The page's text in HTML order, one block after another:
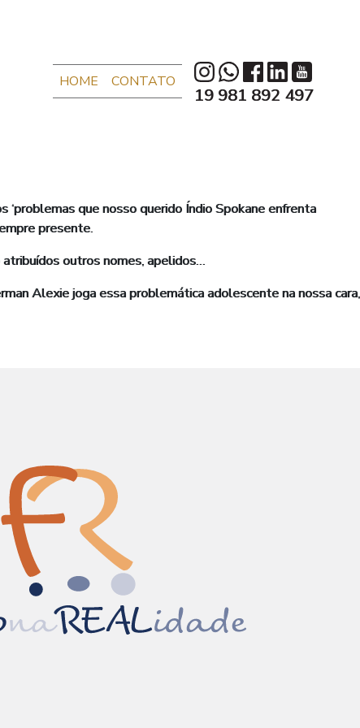
HOME CONTATO
19 981 892 497
que nosso querido Índio Spokane enfrenta
presente.
outros nomes, apelidos…
Alexie joga essa problemática adolescente na nossa cara,